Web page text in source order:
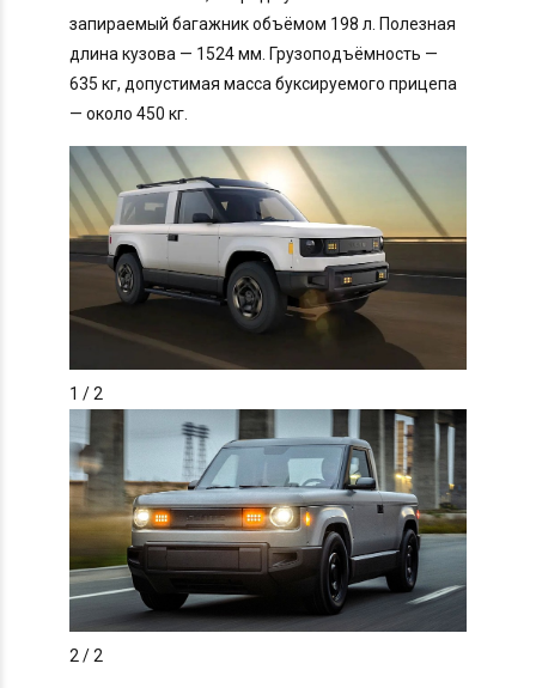
запираемый багажник объёмом 198 л. Полезная
длина кузова — 1524 мм. Грузоподъёмность —
635 кг, допустимая масса буксируемого прицепа
— около 450 кг.
1 / 2
2/ 2